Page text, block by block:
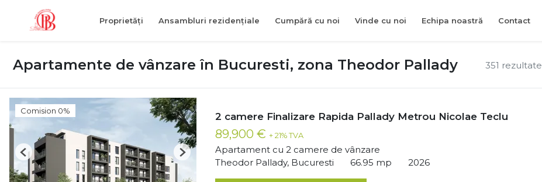
Proprietăți Ansambluri rezidențiale Cumpără cu noi Vinde cu noi Echipa noastră Contact
351 rezultate
Apartamente de vânzare în Bucuresti, zona Theodor Pallady
Comision 0%
Previous Next
2 camere Finalizare Rapida Pallady Metrou Nicolae Teclu
89,900 € + 21% TVA
Apartament cu 2 camere de vânzare
Theodor Pallady, Bucuresti
66.95 mp 2026